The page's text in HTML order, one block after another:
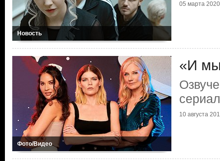
Новость
05 марта 2020
Фото/Видео
«И
10 августа